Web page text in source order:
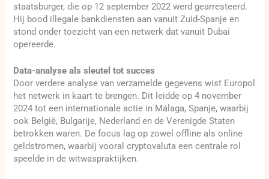
staatsburger, die op 12 september 2022 werd gearresteerd.
Hij bood illegale bankdiensten aan vanuit Zuid-Spanje en
stond onder toezicht van een netwerk dat vanuit Dubai
opereerde.
Data-analyse als sleutel tot succes
Door verdere analyse van verzamelde gegevens wist Europol
het netwerk in kaart te brengen. Dit leidde op 4 november
2024 tot een internationale actie in Málaga, Spanje, waarbij
ook België, Bulgarije, Nederland en de Verenigde Staten
betrokken waren. De focus lag op zowel offline als online
geldstromen, waarbij vooral cryptovaluta een centrale rol
speelde in de witwaspraktijken.